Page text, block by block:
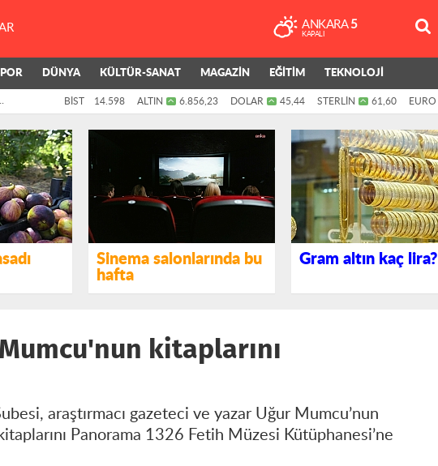
ANKARA 5
KAPALI
DÜNYA KÜLTÜR-SANAT MAGAZİN EĞİTİM TEKNOLOJİ
BİST 14.598 ALTIN 6.856,23 DOLAR 45,44 STERLİN 61,60 EURO
Sinema salonlarında bu
hafta
Gram altın kaç lira?
kitaplarını
araştırmacı gazeteci ve yazar Uğur Mumcu’nun
Panorama 1326 Fetih Müzesi Kütüphanesi’ne